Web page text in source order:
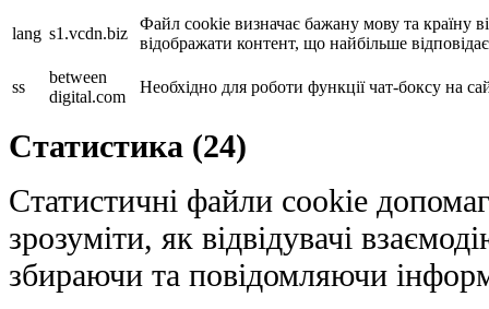
lang s1.vcdn.biz
Файл cookie визначає бажану мову та країну
відображати контент, що найбільше
ss
between
digital.com
Необхідно для роботи функції чат-боксу на
Статистика (24)
Статистичні файли cookie
зрозуміти, як відвідувачі
збираючи та повідомляючи